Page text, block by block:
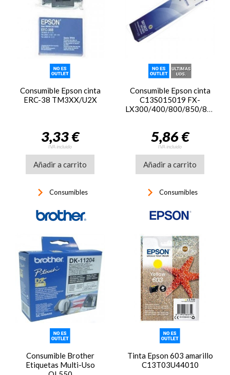
Consumible Epson cinta
ERC-38 TM3XX/U2X
3,33 €
IVA incluido
Añadir a carrito
keyboard_arrow_right Consumibles
Consumible Epson cinta
C13S015019 FX-
LX300/400/800/850/870/80
5,86 €
IVA incluido
Añadir a carrito
keyboard_arrow_right Consumibles
Consumible Brother
Etiquetas Multi-Uso
Tinta Epson 603 amarillo
C13T03U44010